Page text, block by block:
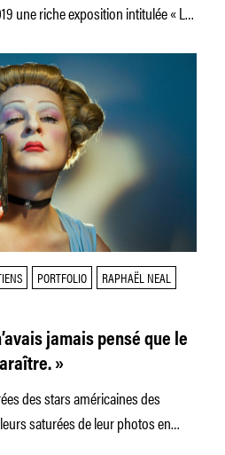
une riche exposition intitulée « Le
PORTFOLIO
RAPHAËL NEAL
jamais pensé que le
»
des stars américaines des
saturées de leur photos en